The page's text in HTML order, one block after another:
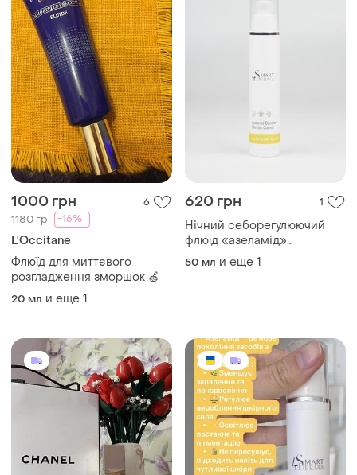
1000 грн 6
1180 грн -16%
L'Occitane
Флюїд для миттєвого
розгладження зморшок 🍏
20 мл и еще 1
620 грн 1
Нічний себорегулюючий
флюїд «азеламід»
smart4derma
50 мл и еще 1